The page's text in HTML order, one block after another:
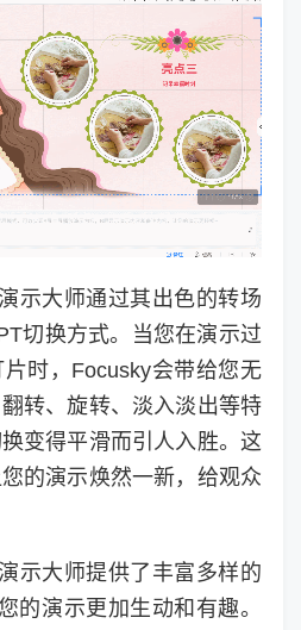
示大师通过其出色的转场
切换方式。当您在演示过
时，Focusky会带给您无
转、旋转、淡入淡出等特
变得平滑而引人入胜。这
的演示焕然一新，给观众
示大师提供了丰富多样的
的演示更加生动和有趣。